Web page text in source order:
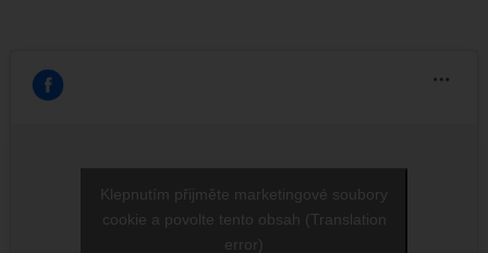
Klepnutím přijměte marketingové soubory
cookie a povolte tento obsah (Translation
error)